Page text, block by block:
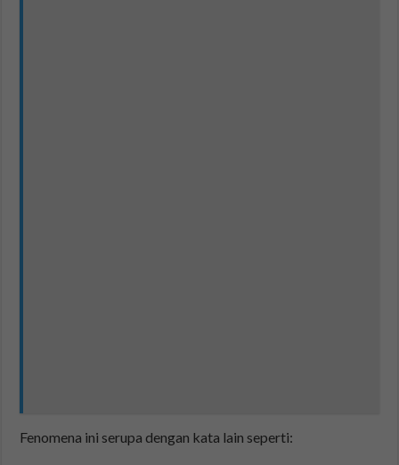
Fenomena ini serupa dengan kata lain seperti: